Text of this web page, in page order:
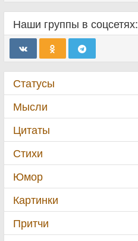
Наши группы в соцсетях:
Статусы
Мысли
Цитаты
Стихи
Юмор
Картинки
Притчи